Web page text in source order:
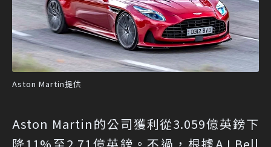
Aston Martin提供
Aston Martin的公司獲利從3.059億英鎊下
降11%至2.71億英鎊。不過，根據AJ Bell